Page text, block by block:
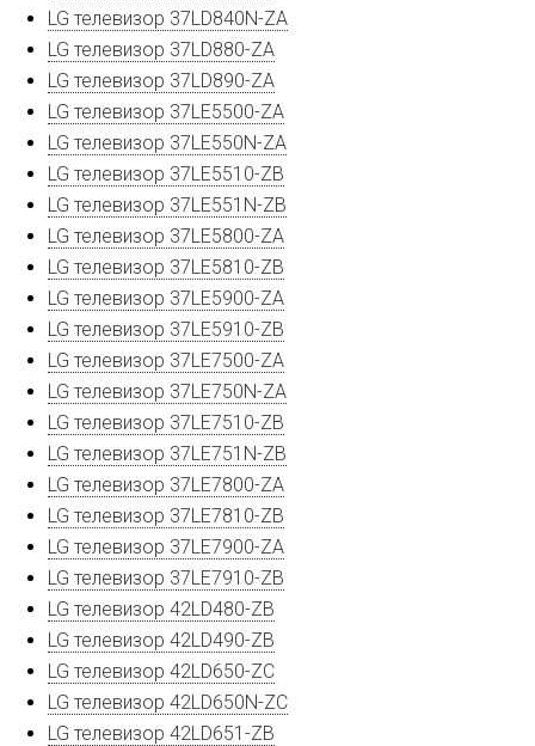
LG телевизор 37LD840N-ZA
LG телевизор 37LD880-ZA
LG телевизор 37LD890-ZA
LG телевизор 37LE5500-ZA
LG телевизор 37LE550N-ZA
LG телевизор 37LE5510-ZB
LG телевизор 37LE551N-ZB
LG телевизор 37LE5800-ZA
LG телевизор 37LE5810-ZB
LG телевизор 37LE5900-ZA
LG телевизор 37LE5910-ZB
LG телевизор 37LE7500-ZA
LG телевизор 37LE750N-ZA
LG телевизор 37LE7510-ZB
LG телевизор 37LE751N-ZB
LG телевизор 37LE7800-ZA
LG телевизор 37LE7810-ZB
LG телевизор 37LE7900-ZA
LG телевизор 37LE7910-ZB
LG телевизор 42LD480-ZB
LG телевизор 42LD490-ZB
LG телевизор 42LD650-ZC
LG телевизор 42LD650N-ZC
LG телевизор 42LD651-ZB